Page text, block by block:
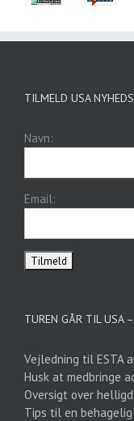
TILMELD USA
Navn:
Email:
TUREN GÅR TIL USA
Vejledning til ESTA
Husk at medbringe
Oversigt over
Tips til en